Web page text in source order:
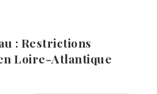
: Restrictions
Loire-Atlantique